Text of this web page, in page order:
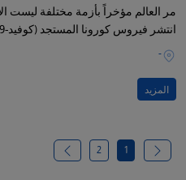
مر العالم مؤخراً بأزمة مختلفة ليست
انتشر فيروس كورونا المستجد (كوفيد-19) شكل معه جائحة عالمية
-
المزيد
1
2